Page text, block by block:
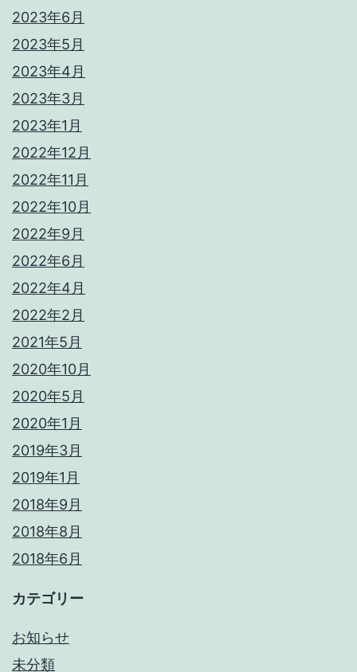
2023年6月
2023年5月
2023年4月
2023年3月
2023年1月
2022年12月
2022年11月
2022年10月
2022年9月
2022年6月
2022年4月
2022年2月
2021年5月
2020年10月
2020年5月
2020年1月
2019年3月
2019年1月
2018年9月
2018年8月
2018年6月
カテゴリー
お知らせ
未分類